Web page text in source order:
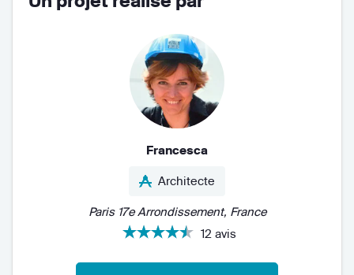
Francesca
Architecte
Paris 17e Arrondissement, France
12 avis